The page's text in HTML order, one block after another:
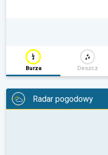
Burza Deszcz
Radar pogodowy